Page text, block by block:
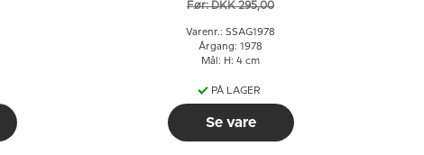
Før: DKK 295,00
Varenr.: SSAG1978
Årgang: 1978
Mål: H: 4 cm
PÅ LAGER
Se vare